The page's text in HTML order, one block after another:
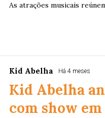
As atrações musicais
Kid Abelha Há 4 meses
Kid Abelha
com show